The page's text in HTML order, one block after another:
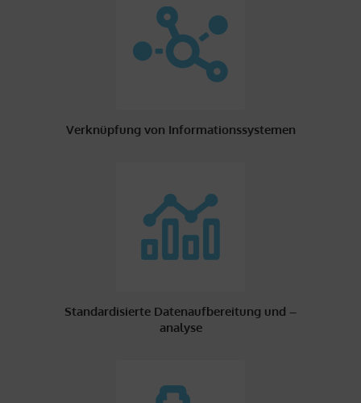
Verknüpfung von Informationssystemen
Standardisierte Datenaufbereitung und –
analyse